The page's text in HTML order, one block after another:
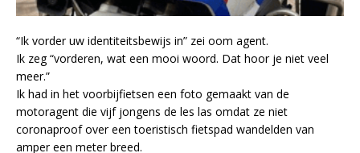
“Ik vorder uw identiteitsbewijs in” zei oom agent.
Ik zeg “vorderen, wat een mooi woord. Dat hoor je niet veel
meer.”
Ik had in het voorbijfietsen een foto gemaakt van de
motoragent die vijf jongens de les las omdat ze niet
coronaproof over een toeristisch fietspad wandelden van
amper een meter breed.